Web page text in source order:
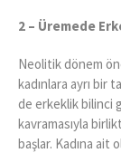
2 – Üremede
Neolitik dönem
kadınlara ayrı bir
de erkeklik bilinci
kavramasıyla
başlar. Kadına